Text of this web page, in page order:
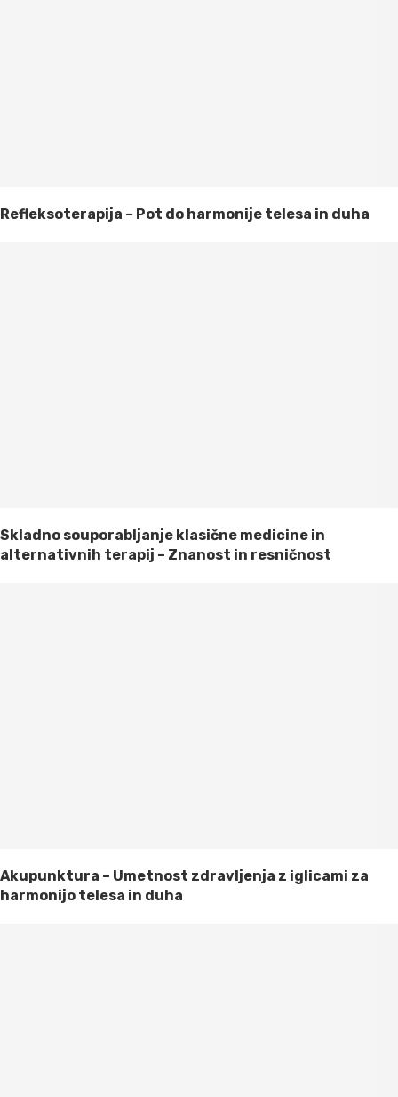
Refleksoterapija – Pot do harmonije telesa in duha
Skladno souporabljanje klasične medicine in
alternativnih terapij – Znanost in resničnost
Akupunktura – Umetnost zdravljenja z iglicami za
harmonijo telesa in duha